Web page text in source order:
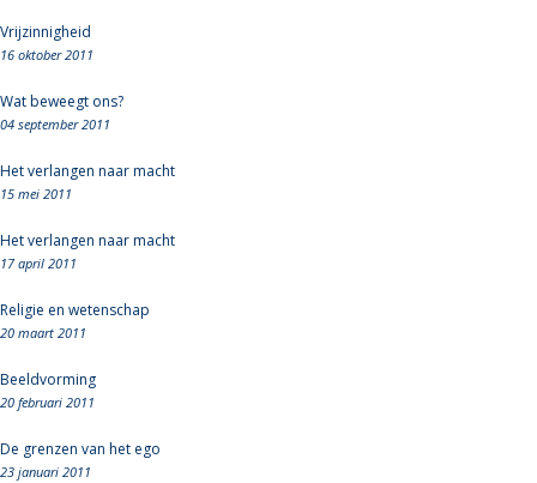
Vrijzinnigheid
16 oktober 2011
Wat beweegt ons?
04 september 2011
Het verlangen naar macht
15 mei 2011
Het verlangen naar macht
17 april 2011
Religie en wetenschap
20 maart 2011
Beeldvorming
20 februari 2011
De grenzen van het ego
23 januari 2011